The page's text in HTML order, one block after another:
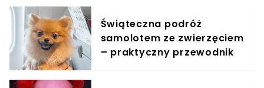
Świąteczna podróż
samolotem ze zwierzęciem
– praktyczny przewodnik